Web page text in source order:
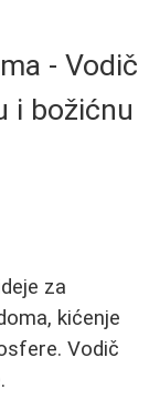
- Vodič
i božićnu
za
kićenje
Vodič